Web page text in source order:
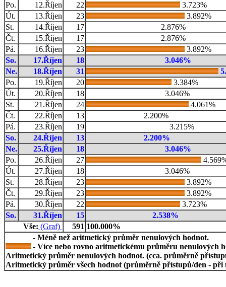
Po.
12.Říjen 22
3.723%
Út.
13.Říjen 23
3.892%
St.
14.Říjen 17
2.876%
Čt.
15.Říjen 17
2.876%
Pá.
16.Říjen 23
3.892%
So.
17.Říjen 18
3.046%
Ne.
18.Říjen 31
Po.
19.Říjen 20
3.384%
Út.
20.Říjen 18
3.046%
St.
21.Říjen 24
4.061%
Čt.
22.Říjen 13
2.200%
Pá.
23.Říjen 19
3.215%
So.
24.Říjen 13
2.200%
Ne.
25.Říjen 18
3.046%
Po.
26.Říjen 27
Út.
27.Říjen 18
3.046%
St.
28.Říjen 23
3.892%
Čt.
29.Říjen 23
3.892%
Pá.
30.Říjen 22
3.723%
So.
31.Říjen 15
2.538%
Vše: (Graf) 591 100.000%
- Méně než aritmetický průměr nenulových hodnot.
- Více nebo rovno aritmetickému průměru nenulových
Aritmetický průměr nenulových hodnot. (cca. průměrně
Aritmetický průměr všech hodnot (průměrně přístupů/den - při